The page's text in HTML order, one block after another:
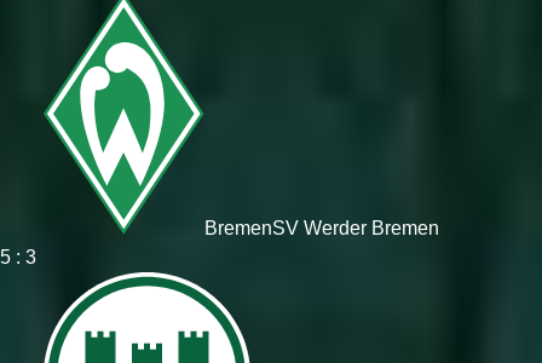
BremenSV Werder Bremen
5 : 3